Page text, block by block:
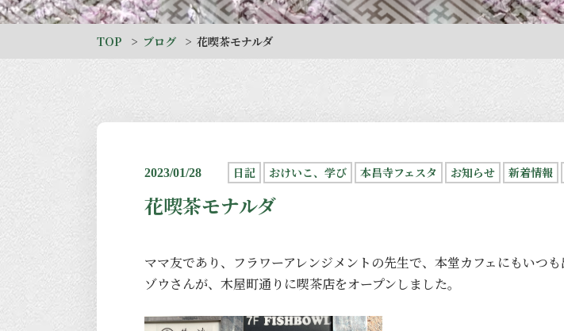
TOP ブログ 花喫茶モナルダ
2023/01/28 日記 おけいこ、学び 本昌寺フェスタ お知らせ 新着情報
花喫茶モナルダ
ママ友であり、フラワーアレンジメントの先生で、本堂カフェにもいつ
ゾウさんが、木屋町通りに喫茶店をオープンしました。